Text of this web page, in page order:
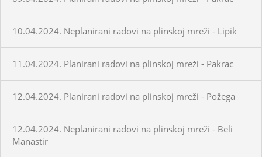
10.04.2024. Neplanirani radovi na plinskoj mreži - Lipik
11.04.2024. Planirani radovi na plinskoj mreži - Pakrac
12.04.2024. Planirani radovi na plinskoj mreži - Požega
12.04.2024. Neplanirani radovi na plinskoj mreži - Beli
Manastir